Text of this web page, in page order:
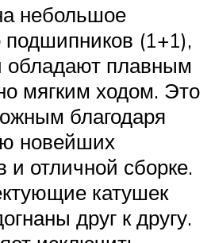
небольшое
подшипников (1+1),
обладают плавным
мягким ходом. Это
благодаря
новейших
и отличной сборке.
катушек
друг к другу.